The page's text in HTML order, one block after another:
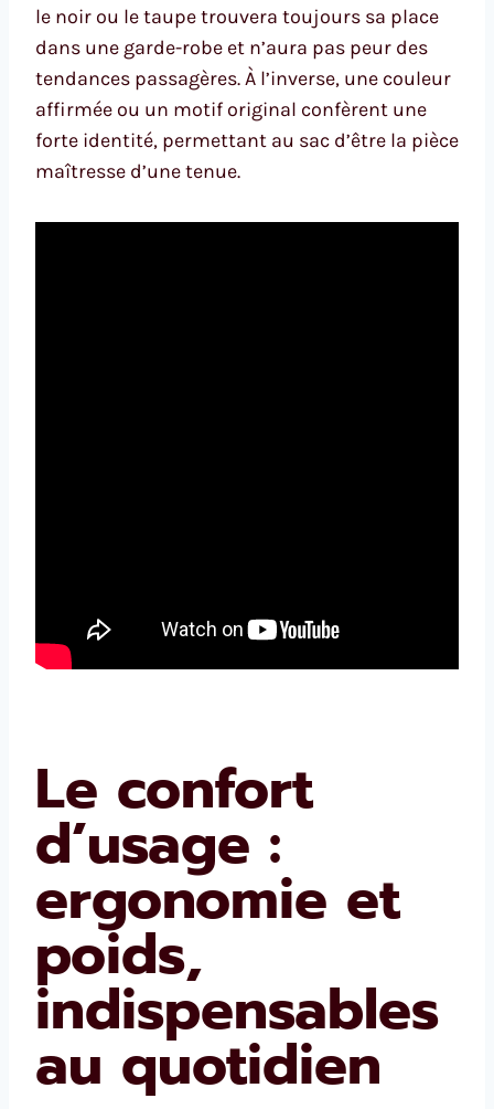
le noir ou le taupe trouvera toujours sa place
dans une garde-robe et n’aura pas peur des
tendances passagères. À l’inverse, une couleur
affirmée ou un motif original confèrent une
forte identité, permettant au sac d’être la pièce
maîtresse d’une tenue.
Le confort
d’usage :
ergonomie et
poids,
indispensables
au quotidien